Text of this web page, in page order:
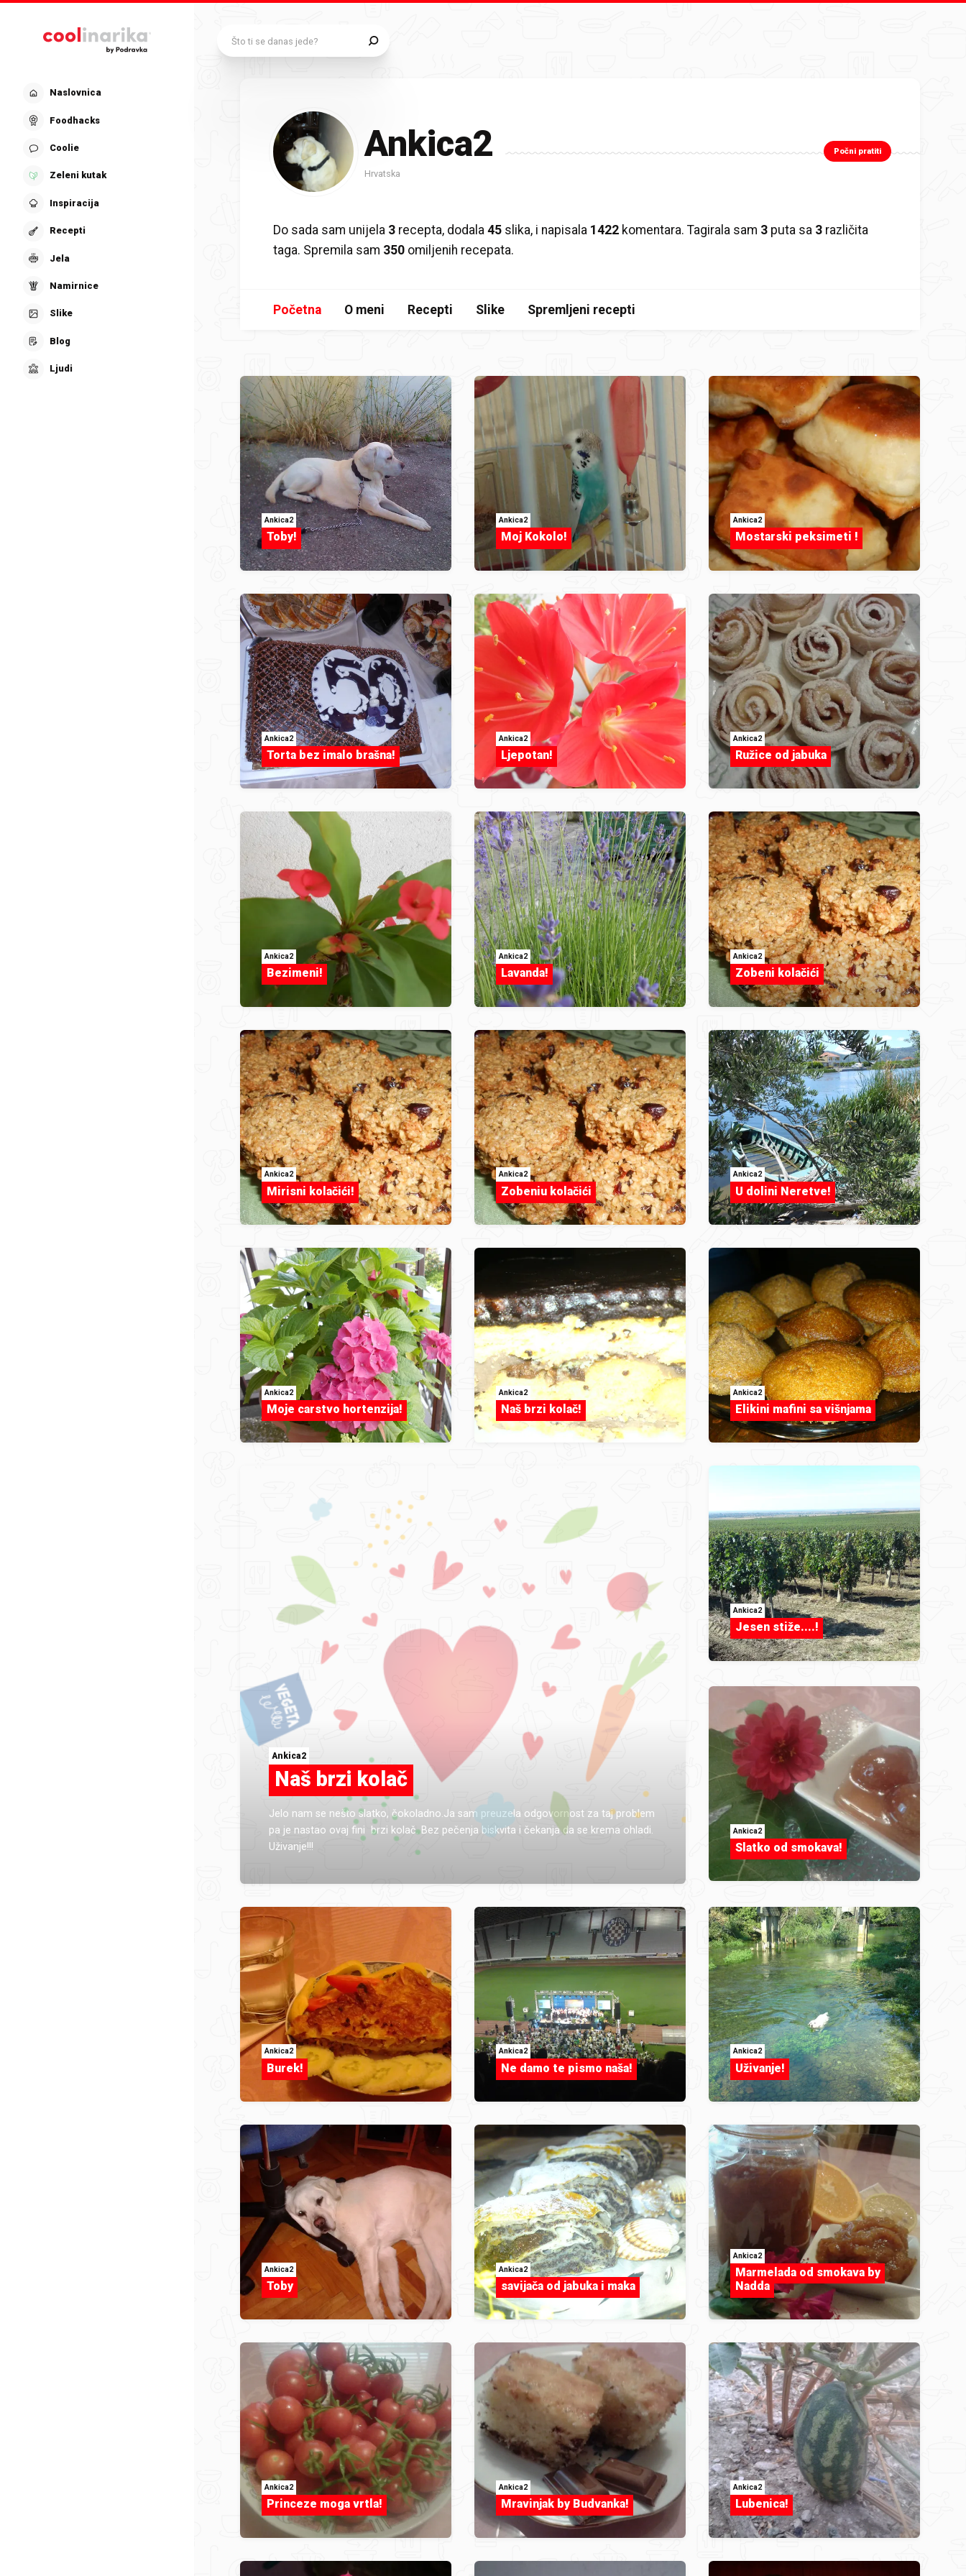
Naslovnica
Foodhacks
Coolie
Zeleni kutak
Inspiracija
Recepti
Jela
Namirnice
Slike
Blog
Ljudi
Ankica2
Hrvatska
Počni pratiti
Do sada sam unijela 3 recepta, dodala45 slika, i napisala 1422 komentara. Tagirala sam 3 puta sa 3 različita
taga. Spremila sam 350 omiljenih recepata.
Početna O meni Recepti Slike Spremljeni recepti
Ankica2
Toby!
Ankica2
Moj Kokolo!
Ankica2
Mostarski peksimeti !
Ankica2
Torta bez imalo brašna!
Ankica2
Ljepotan!
Ankica2
Ružice od jabuka
Ankica2
Bezimeni!
Ankica2
Lavanda!
Ankica2
Zobeni kolačići
Ankica2
Mirisni kolačići!
Ankica2
Zobeniu kolačići
Ankica2
U dolini Neretve!
Ankica2
Moje carstvo hortenzija!
Ankica2
Naš brzi kolač!
Ankica2
Elikini mafini sa višnjama
Ankica2
Naš brzi kolač
Jelo nam se nešto slatko, čokoladno.Ja sam preuzela odgovornost za taj problem
pa je nastao ovaj fini brzi kolač. Bez pečenja biskvita i čekanja da se krema ohladi.
Uživanje!!!
Ankica2
Jesen stiže....!
Ankica2
Slatko od smokava!
Ankica2
Burek!
Ankica2
Ne damo te pismo naša!
Ankica2
Uživanje!
Ankica2
Toby
Ankica2
savijača od jabuka i maka
Ankica2
Marmelada od smokava by
Nadda
Ankica2
Princeze moga vrtla!
Ankica2
Mravinjak by Budvanka!
Ankica2
Lubenica!
Što ti se danas jede?